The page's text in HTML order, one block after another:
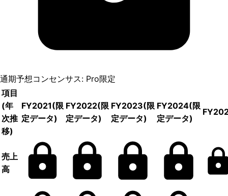
通期予想コンセンサス: Pro限定
項目
(年
次推
移)
FY2021(限
定データ)
FY2022(限
定データ)
FY2023(限
定データ)
FY2024(限
定データ)
売上
高